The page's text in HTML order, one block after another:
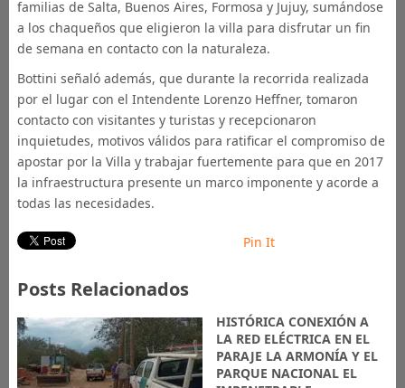
familias de Salta, Buenos Aires, Formosa y Jujuy, sumándose
a los chaqueños que eligieron la villa para disfrutar un fin
de semana en contacto con la naturaleza.
Bottini señaló además, que durante la recorrida realizada
por el lugar con el Intendente Lorenzo Heffner, tomaron
contacto con visitantes y turistas y recepcionaron
inquietudes, motivos válidos para ratificar el compromiso de
apostar por la Villa y trabajar fuertemente para que en 2017
la infraestructura presente un marco imponente y acorde a
todas las necesidades.
Pin It
Posts Relacionados
HISTÓRICA CONEXIÓN A
LA RED ELÉCTRICA EN EL
PARAJE LA ARMONÍA Y EL
PARQUE NACIONAL EL